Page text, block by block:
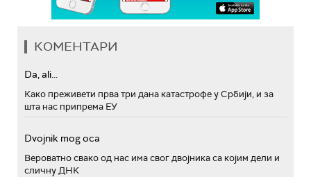
КОМЕНТАРИ
Da, ali...
Како преживети прва три дана катастрофе у Србији, и за
шта нас припрема ЕУ
Dvojnik mog oca
Вероватно свако од нас има свог двојника са којим дели и
сличну ДНК